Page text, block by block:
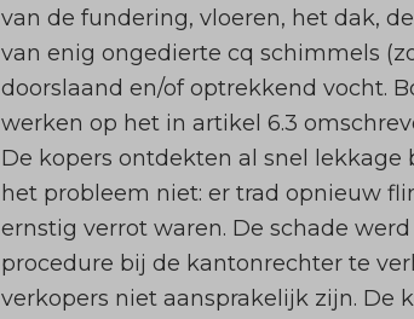
van de fundering, vloeren, het dak,
van enig ongedierte cq schimmels
doorslaand en/of optrekkend vocht.
werken op het in artikel 6.3
De kopers ontdekten al snel
het probleem niet: er trad opnieuw
ernstig verrot waren. De schade
procedure bij de kantonrechter te
verkopers niet aansprakelijk zijn. De